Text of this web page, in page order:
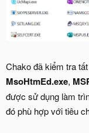
Chako đã kiểm tra
MsoHtmEd.exe,
được sử dụng làm
đó phù hợp với tiêu